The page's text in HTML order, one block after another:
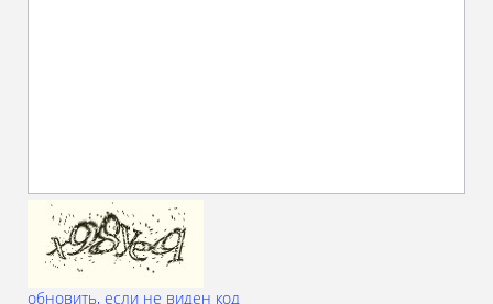
обновить, если не виден код